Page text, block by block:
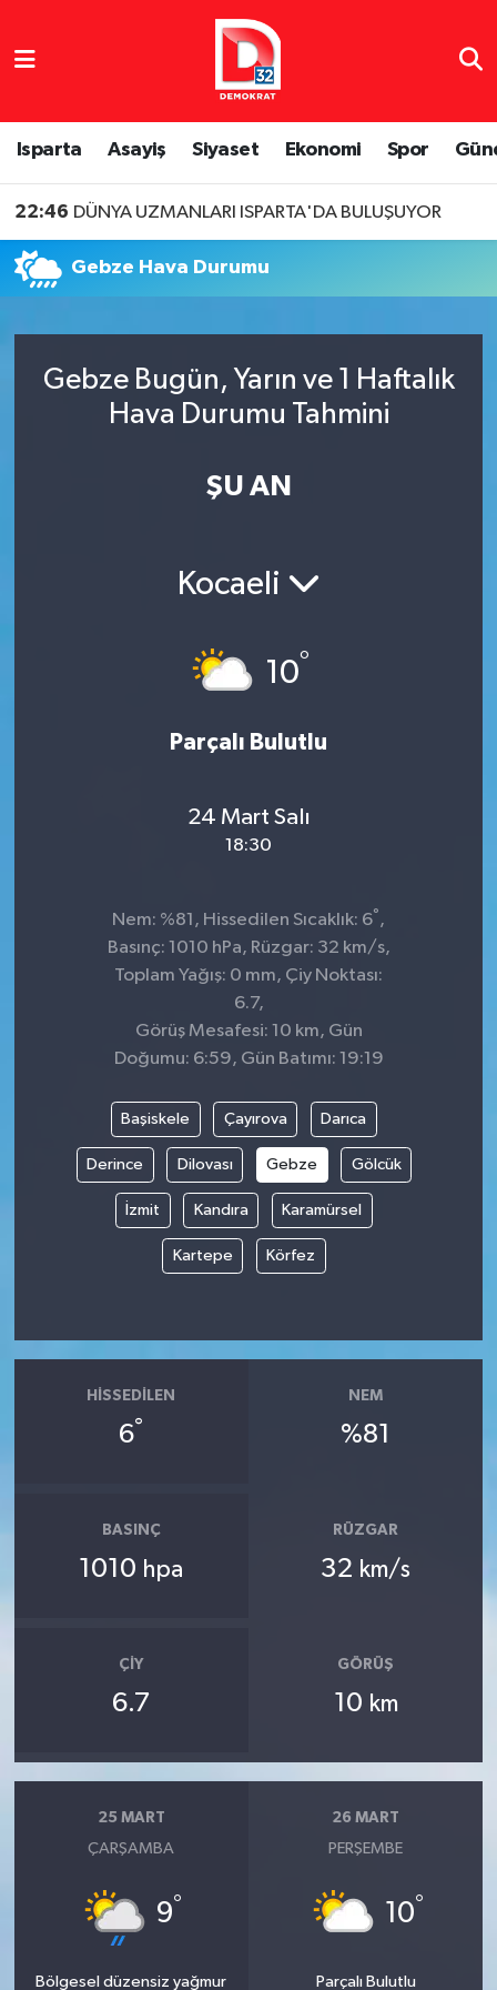
Isparta Asayiş Siyaset Ekonomi Spor
22:46 DÜNYA UZMANLARI ISPARTA'DA BULUŞUYOR
Gebze Hava Durumu
Gebze Bugün, Yarın ve 1 Haftalık
Hava Durumu Tahmini
ŞU AN
Kocaeli
10°
Parçalı Bulutlu
24 Mart Salı
18:30
Nem: %81, Hissedilen Sıcaklık: 6°,
Basınç: 1010 hPa, Rüzgar: 32 km/s,
Toplam Yağış: 0 mm, Çiy Noktası:
6.7,
Görüş Mesafesi: 10 km, Gün
Doğumu: 6:59, Gün Batımı: 19:19
Başiskele Çayırova Darıca
Derince Dilovası Gebze Gölcük
İzmit Kandıra Karamürsel
Kartepe Körfez
HISSEDILEN
6°
NEM
%81
BASINÇ
1010 hpa
RÜZGAR
32 km/s
ÇIY
6.7
GÖRÜŞ
10 km
25 MART
ÇARŞAMBA
9°
Bölgesel düzensiz yağmur
26 MART
PERŞEMBE
10°
Parçalı Bulutlu
Isparta Nöbetçi Eczaneler
Isparta Hava Durumu
Isparta Namaz Vakitleri
Tüm Manşetler
Son Dakika Haberleri